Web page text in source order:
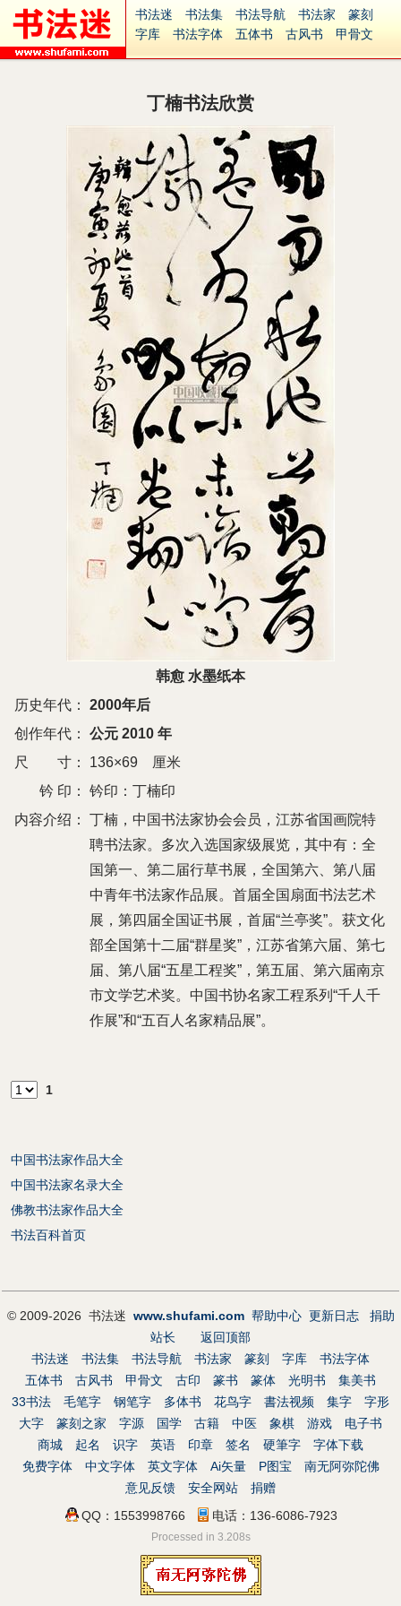
书法迷 书法集 书法导航 书法家
篆刻
字库
书法字体 五体书 古风书
甲骨文
集字
字形 大字 篆刻之家
古籍
中医 象棋 游戏
识字 英语 印章 签名
字体下载
免费字体 中文字体
Ai矢量
P图宝 南无阿弥陀佛
意见反馈
安全网站
捐赠 繁體版
丁楠书法欣赏
韩愈 水墨纸本
历史年代：
2000年后
创作年代：
公元 2010 年
尺 寸：
136×69 厘米
钤 印：
钤印：丁楠印
内容介绍：
丁楠，中国书法家协会会员，江苏省国画院特
聘书法家。多次入选国家级展览，其中有：全
国第一、第二届行草书展，全国第六、第八届
中青年书法家作品展。首届全国扇面书法艺术
展，第四届全国证书展，首届“兰亭奖”。获文化
部全国第十二届“群星奖”，江苏省第六届、第七
届、第八届“五星工程奖”，第五届、第六届南京
市文学艺术奖。中国书协名家工程系列“千人千
作展”和“五百人名家精品展”。
1
中国书法家作品大全
中国书法家名录大全
佛教书法家作品大全
书法百科首页
© 2009-2026 书法迷 www.shufami.com 帮助中心 更新日志
捐助
站长
返回顶部
书法迷
书法集 书法导航 书法家 篆刻 字库
书法字体
五体书
古风书 甲骨文 古印 篆书 篆体 光明书
集美书
33书法
毛笔字 钢笔字 多体书 花鸟字 書法视频 集字
字形
大字
篆刻之家 字源 国学 古籍 中医 象棋 游戏
电子书
商城
起名 识字 英语 印章 签名 硬筆字
字体下载
免费字体
中文字体 英文字体 Ai矢量 P图宝
南无阿弥陀佛
意见反馈
安全网站
捐赠
QQ：1553998766
电话：136-6086-7923
Processed in 3.208s